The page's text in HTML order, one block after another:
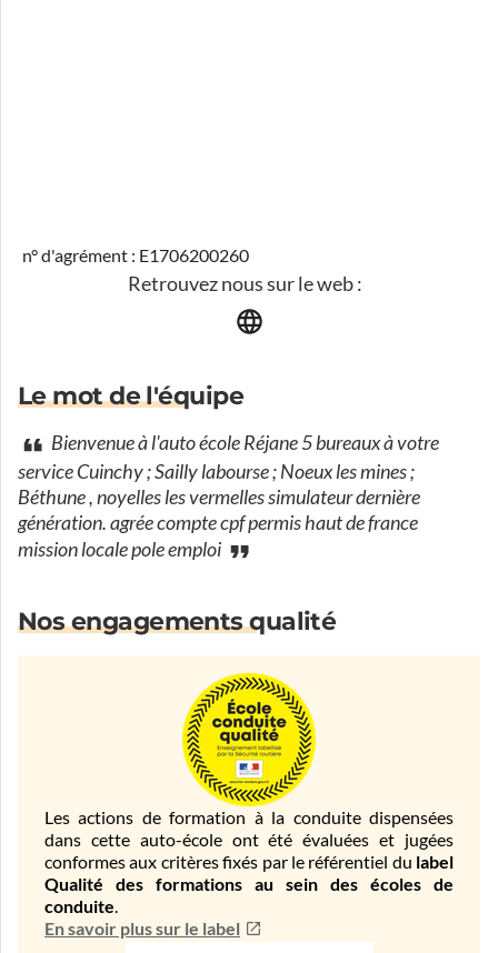
n° d'agrément : E1706200260
Retrouvez nous sur le web :
Le mot de l'équipe
Bienvenue à l'auto école Réjane 5 bureaux à votre
service Cuinchy ; Sailly labourse ; Noeux les mines ;
Béthune , noyelles les vermelles simulateur dernière
génération. agrée compte cpf permis haut de france
mission locale pole emploi
Nos engagements qualité
Les actions de formation à la conduite dispensées
dans cette auto-école ont été évaluées et jugées
conformes aux critères fixés par le référentiel du label
Qualité des formations au sein des écoles de
conduite.
En savoir plus sur le label